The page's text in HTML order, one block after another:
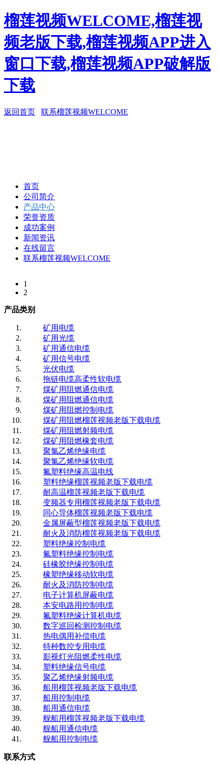
榴莲视频WELCOME,榴莲视
频老版下载,榴莲视频APP进入
窗口下载,榴莲视频APP破解版
下载
返回首页 联系榴莲视频WELCOME
首页
公司简介
产品中心
荣誉资质
成功案例
新闻资讯
在线留言
联系榴莲视频WELCOME
1
2
产品类别
矿用电缆
矿用光缆
矿用通信电缆
矿用信号电缆
光伏电缆
拖链电缆高柔性软电缆
煤矿用阻燃通信电缆
煤矿用阻燃通信电缆
煤矿用阻燃控制电缆
煤矿用阻燃榴莲视频老版下载电缆
煤矿用阻燃射频电缆
煤矿用阻燃橡套电缆
聚氯乙烯绝缘电缆
聚氯乙烯绝缘软电缆
氟塑料绝缘高温电线
塑料绝缘榴莲视频老版下载电缆
耐高温榴莲视频老版下载电缆
变频器专用榴莲视频老版下载电缆
同心导体榴莲视频老版下载电缆
金属屏蔽型榴莲视频老版下载电缆
耐火及消防榴莲视频老版下载电缆
塑料绝缘控制电缆
氟塑料绝缘控制电缆
硅橡胶绝缘控制电缆
橡塑绝缘移动软电缆
耐火及消防控制电缆
电子计算机屏蔽电缆
本安电路用控制电缆
氟塑料绝缘计算机电缆
数字巡回检测控制电缆
热电偶用补偿电缆
特种数控专用电缆
影视灯光阻燃柔性电缆
塑料绝缘信号电缆
聚乙烯绝缘射频电缆
船用榴莲视频老版下载电缆
船用控制电缆
船用通信电缆
舰船用榴莲视频老版下载电缆
舰船用通信电缆
舰船用控制电缆
联系方式